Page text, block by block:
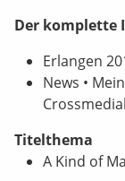
Der komplette
Erlangen
News •
Titelthema
A Kind of